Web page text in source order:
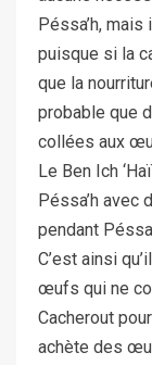
Péssa’h,
puisque si la
que la
probable que
collées aux
Le Ben Ich
Péssa’h avec
pendant
C’est ainsi
œufs qui ne
Cacherout
achète des